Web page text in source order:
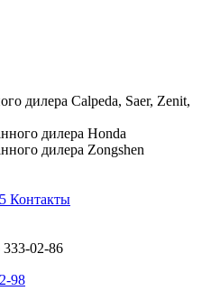
дилера Calpeda, Saer, Zenit,
дилера Honda
дилера Zongshen
Контакты
333-02-86
98